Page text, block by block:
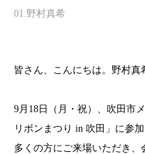
01.野村真希
皆さん、こんにちは。野村真
9月18日（月・祝）、吹田市
リボンまつり in 吹田」に参
多くの方にご来場いただき